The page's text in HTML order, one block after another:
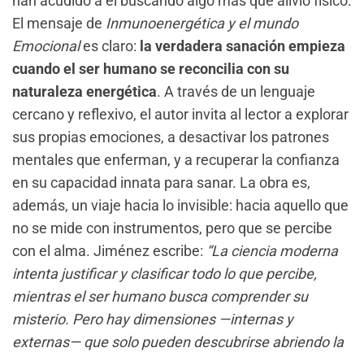
El mensaje de Inmunoenergética y el mundo
Emocionales claro: la verdadera sanación empieza
cuando el ser humano se reconcilia con su
naturaleza energética. A través de un lenguaje
cercano y reflexivo, el autor invita al lector a explorar
sus propias emociones, a desactivar los patrones
mentales que enferman, y a recuperar la confianza
en su capacidad innata para sanar. La obra es,
además, un viaje hacia lo invisible: hacia aquello que
no se mide con instrumentos, pero que se percibe
con el alma. Jiménez escribe: “La ciencia moderna
intenta justificar y clasificar todo lo que percibe,
mientras el ser humano busca comprender su
misterio. Pero hay dimensiones —internas y
externas— que solo pueden descubrirse abriendo la